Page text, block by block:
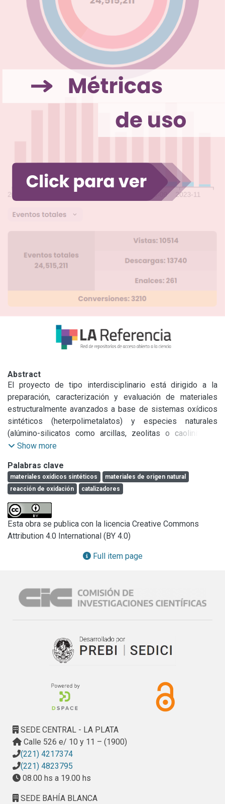
Abstract
El proyecto de tipo interdisciplinario está dirigido a la
preparación, caracterización y evaluación de materiales
estructuralmente avanzados a base de sistemas oxídicos
sintéticos (heterpolimetalatos) y especies naturales
(alúmino-silicatos como arcillas, zeolitas o caolinitas y
minerales metalíferos) los que se desarrollan por
ellos para ser aplicados en procesos catalíticos, control
ambiental y electrotécnia. La caracterización y evaluación
se realiza por diferentes técnicas de análisis físico y/o
químico como estructurales (DRX, SEM-EDS),
espectroscópicas (FT-IR, Raman, XPS, 27Al-NMR, etc.),
térmicas (TG-DTA, TPR), eléctricas, magnéticas, tests
catalíticos eco-ambientales y biomedicinales etc. de
acuerdo a las características intrínsecas del material.
Show more
Palabras clave
materiales oxídicos sintéticos
materiales de origen natural
reacción de oxidación
catalizadores
Esta obra se publica con la licencia Creative Commons
Attribution 4.0 International (BY 4.0)
Full item page
SEDE CENTRAL - LA PLATA
Calle 526 e/ 10 y 11 – (1900)
(221) 4217374
(221) 4823795
08.00 hs a 19.00 hs
SEDE BAHÍA BLANCA